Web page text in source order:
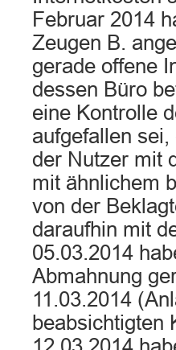
Februar 2014
Zeugen B.
gerade offene
dessen Büro
eine Kontrolle
aufgefallen
der Nutzer mit
mit ähnlichem
von der
daraufhin mit
05.03.2014
Abmahnung
11.03.2014
beabsichtigten